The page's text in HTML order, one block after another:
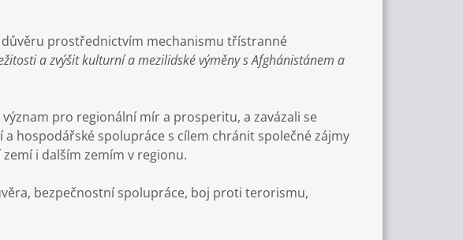
prostřednictvím mechanismu třístranné
a zvýšit kulturní a mezilidské výměny s Afghánistánem a
pro regionální mír a prosperitu, a zavázali se
hospodářské spolupráce s cílem chránit společné zájmy
i dalším zemím v regionu.
bezpečnostní spolupráce, boj proti terorismu,